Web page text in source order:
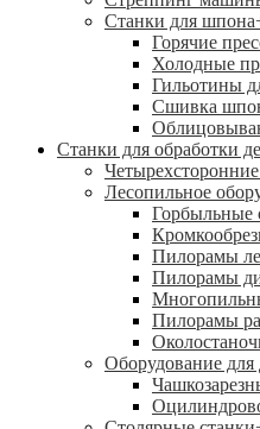
Станки для шпона
Горячие
Холодные
Гильотины
Сшивка
Станки для обработки
Лесопильное
Горбыльные
Пилорамы
Пилорамы
Пилорамы
Оборудование для